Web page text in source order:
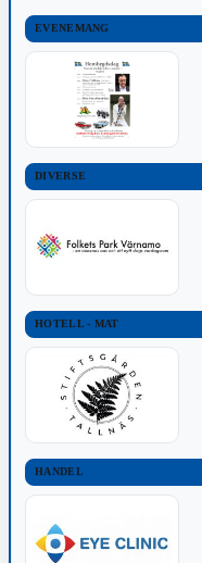
EVENEMANG
DIVERSE
HOTELL - MAT
HANDEL